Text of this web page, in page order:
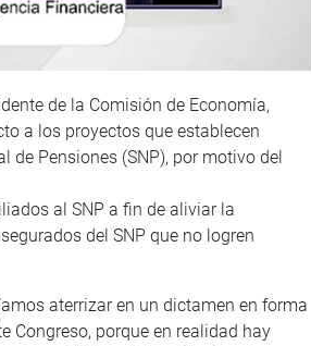
de la Comisión de Economía,
a los proyectos que establecen
Pensiones (SNP), por motivo del
al SNP a fin de aliviar la
del SNP que no logren
aterrizar en un dictamen en forma
Congreso, porque en realidad hay